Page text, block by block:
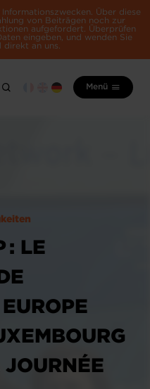
Über diese
von Beiträgen noch zur
aufgefordert. Überprüfen
eingeben, und wenden Sie
direkt an uns.
Menü
: LE